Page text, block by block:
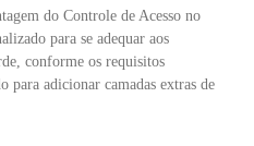
do Controle de Acesso no
para se adequar aos
conforme os requisitos
para adicionar camadas extras de